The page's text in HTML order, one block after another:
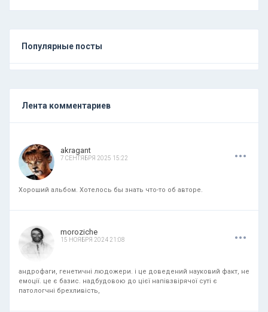
Популярные посты
Лента комментариев
akragant
7 СЕНТЯБРЯ 2025 15:22 ...
Хороший альбом. Хотелось бы знать что-то об авторе.
moroziche
15 НОЯБРЯ 2024 21:08 ...
андрофаги, генетичні людожери. і це доведений науковий факт, не
емоції. це є базис. надбудовою до цієї напівзвірячої суті є
патологчні брехливість,